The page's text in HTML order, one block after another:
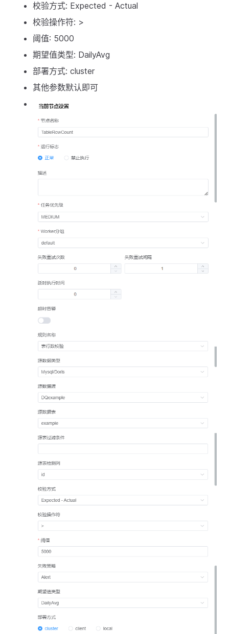
校验方式: Expected - Actual
校验操作符: >
阈值: 5000
期望值类型: DailyAvg
部署方式: cluster
其他参数默认即可